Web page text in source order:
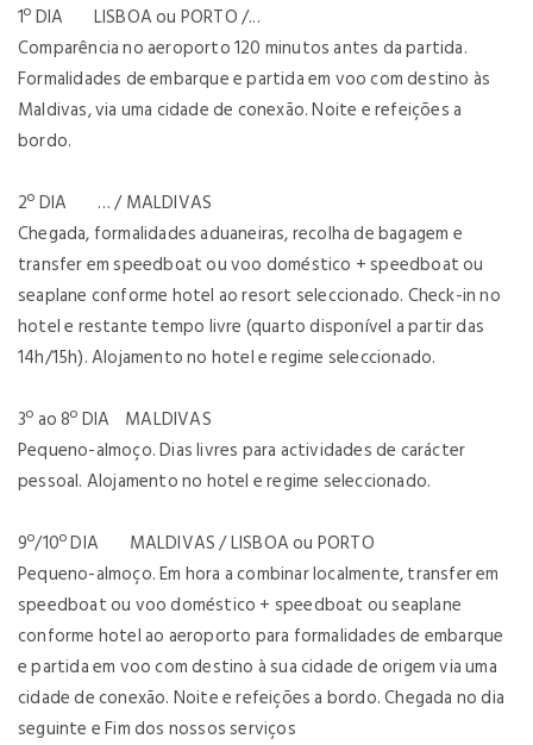
1º DIA LISBOA ou PORTO /...
Comparência no aeroporto 120 minutos antes da partida.
Formalidades de embarque e partida em voo com destino às
Maldivas, via uma cidade de conexão. Noite e refeições a
bordo.
2º DIA … / MALDIVAS
Chegada, formalidades aduaneiras, recolha de bagagem e
transfer em speedboat ou voo doméstico + speedboat ou
seaplane conforme hotel ao resort seleccionado. Check-in no
hotel e restante tempo livre (quarto disponível a partir das
14h/15h). Alojamento no hotel e regime seleccionado.
3º ao 8º DIA MALDIVAS
Pequeno-almoço. Dias livres para actividades de carácter
pessoal. Alojamento no hotel e regime seleccionado.
9º/10º DIA MALDIVAS / LISBOA ou PORTO
Pequeno-almoço. Em hora a combinar localmente, transfer em
speedboat ou voo doméstico + speedboat ou seaplane
conforme hotel ao aeroporto para formalidades de embarque
e partida em voo com destino à sua cidade de origem via uma
cidade de conexão. Noite e refeições a bordo. Chegada no dia
seguinte e Fim dos nossos serviços